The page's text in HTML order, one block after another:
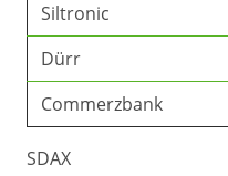
Siltronic
Dürr
Commerzbank
SDAX